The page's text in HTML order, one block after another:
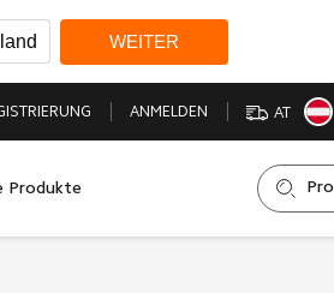
WEITER
ANMELDEN AT
Produkte